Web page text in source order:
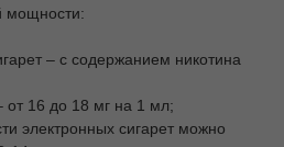
мощности:
– с содержанием никотина
от 16 до 18 мг на 1 мл;
электронных сигарет можно